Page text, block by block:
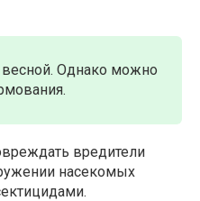
Однако можно
вредители
насекомых